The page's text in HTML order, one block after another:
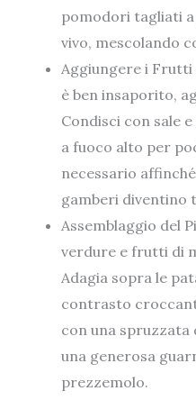
pomodori tagliati a
vivo, mescolando
Aggiungere i
è ben insaporito,
Condisci con sale
a fuoco alto per
necessario
gamberi diventino
Assemblaggio del
verdure e frutti di
Adagia sopra le
contrasto
con una spruzzata
una generosa
prezzemolo.